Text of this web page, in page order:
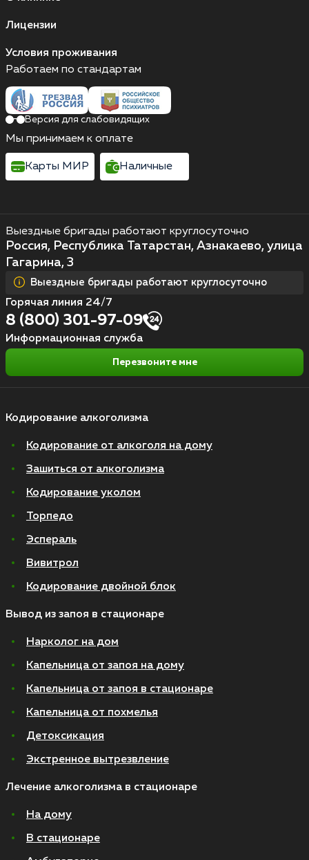
Лицензии
Условия проживания
Кодирование алкоголизма
Кодирование от алкоголя на дому
Зашиться от алкоголизма
Кодирование уколом
Торпедо
Эспераль
Вивитрол
Кодирование двойной блок
Вывод из запоя в стационаре
Нарколог на дом
Капельница от запоя на дому
Капельница от запоя в стационаре
Капельница от похмелья
Детоксикация
Экстренное вытрезвление
Лечение алкоголизма в стационаре
На дому
В стационаре
Выездные бригады работают круглосуточно
Россия, Республика Татарстан, Азнакаево, улица
Гагарина, 3
Выездные бригады работают круглосуточно
Горячая линия 24/7
8 (800) 301-97-09
Информационная служба
Перезвоните мне
Работаем по стандартам
Версия для слабовидящих
Мы принимаем к оплате
Карты МИР Наличные